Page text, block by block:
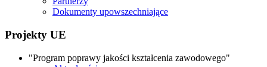
Dokumenty upowszechniające
Projekty UE
"Program poprawy jakości kształcenia zawodowego"